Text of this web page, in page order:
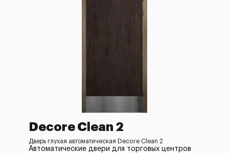
Decore Clean 2
Дверь глухая автоматическая Decore Clean 2
Автоматические двери для торговых центров